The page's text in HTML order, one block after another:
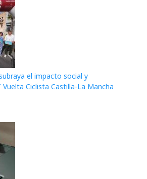
el impacto social y
Ciclista Castilla-La Mancha